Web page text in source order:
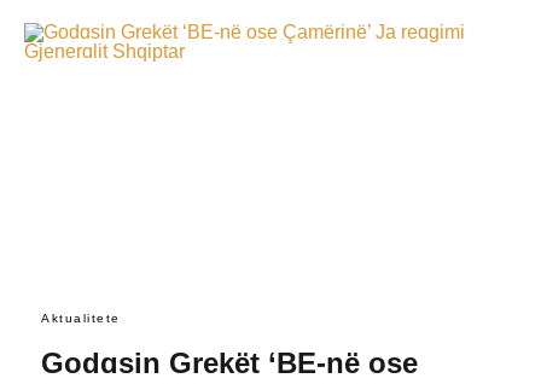
Aktualitete
Godɑsin Grekët ‘BE-në ose